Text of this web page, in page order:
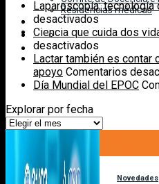
Residencias médicas
Laparoscopía: tecnología
desactivadosen
que
cuida
Ciencia que cuida dos
desactivados
Ciencia
que
cuida
Lactar también es contar
apoyo Comentarios
Día Mundial del EPOC
Explorar por fecha
Explorar
Novedades